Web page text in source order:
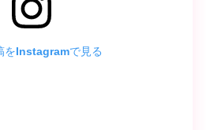
をInstagramで見る